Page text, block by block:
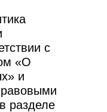
с
«О
и
разделе